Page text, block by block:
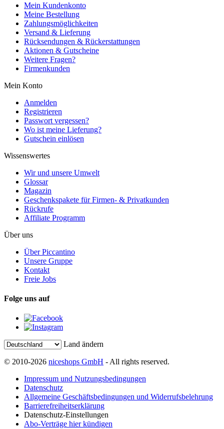
Mein Kundenkonto
Meine Bestellung
Zahlungsmöglichkeiten
Versand & Lieferung
Rücksendungen & Rückerstattungen
Aktionen & Gutscheine
Weitere Fragen?
Firmenkunden
Mein Konto
Anmelden
Registrieren
Passwort vergessen?
Wo ist meine Lieferung?
Gutschein einlösen
Wissenswertes
Wir und unsere Umwelt
Glossar
Magazin
Geschenkspakete für Firmen- & Privatkunden
Rückrufe
Affiliate Programm
Über uns
Über Piccantino
Unsere Gruppe
Kontakt
Freie Jobs
Folge uns auf
Land ändern
© 2010-2026 niceshops GmbH - All rights reserved.
Impressum und Nutzungsbedingungen
Datenschutz
Allgemeine Geschäftsbedingungen und Widerrufsbelehrung
Barrierefreiheitserklärung
Datenschutz-Einstellungen
Abo-Verträge hier kündigen